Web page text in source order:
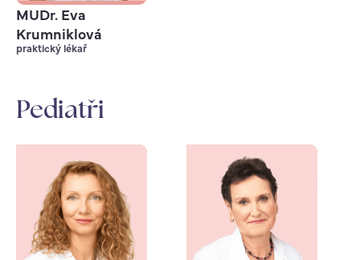
MUDr. Eva
Krumniklová
praktický lékař
Pediatři